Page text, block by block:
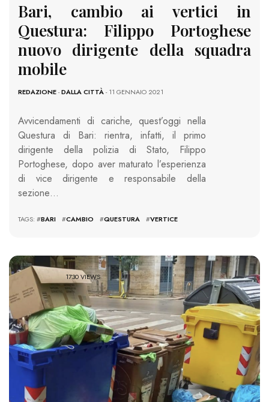
Bari, cambio ai vertici in
Questura: Filippo Portoghese
nuovo dirigente della squadra
mobile
REDAZIONE-DALLA CITTÀ- 11 GENNAIO 2021
Avvicendamenti di cariche, quest’oggi nella
Questura di Bari: rientra, infatti, il primo
dirigente della polizia di Stato, Filippo
Portoghese, dopo aver maturato l’esperienza
di vice dirigente e responsabile della
sezione…
TAGS: #BARI #CAMBIO #QUESTURA #VERTICE
1730 VIEWS